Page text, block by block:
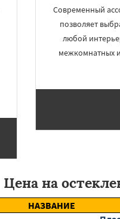
Современный
позволяет
любой
межкомнатных
Цена на
НАЗВАНИЕ